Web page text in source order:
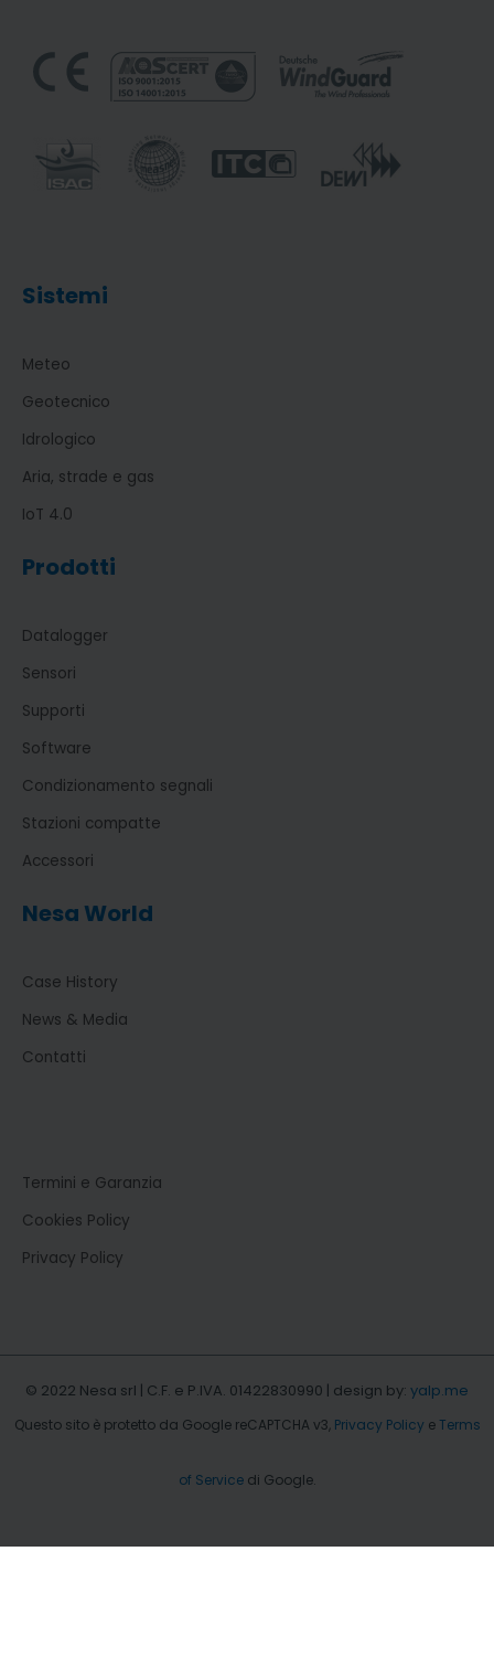
Sistemi
Meteo
Geotecnico
Idrologico
Aria, strade e gas
IoT 4.0
Prodotti
Datalogger
Sensori
Supporti
Software
Condizionamento segnali
Stazioni compatte
Accessori
Nesa World
Case History
News & Media
Contatti
Termini e Garanzia
Cookies Policy
Privacy Policy
© 2022 Nesa srl | C.F. e P.IVA. 01422830990 | design by: yalp.me
Questo sito è protetto da Google reCAPTCHA v3, Privacy Policy eTerms
of Servicedi Google.